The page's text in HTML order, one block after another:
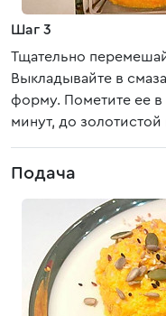
Шаг 3
Тщательно
Выкладывайте в
форму. Пометите ее в
минут, до золотистой
Подача